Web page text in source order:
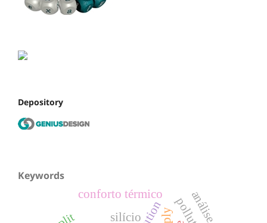
Depository
Keywords
conforto térmico
silício